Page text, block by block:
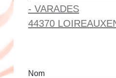
- VARADES
44370
Nom